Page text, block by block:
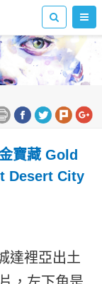
寶藏 Gold
Desert City